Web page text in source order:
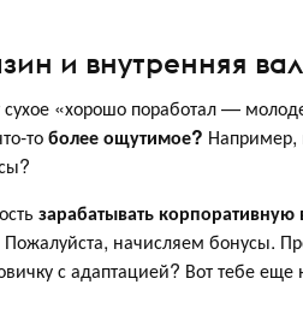
и внутренняя
сухое «хорошо поработал —
тоболее ощутимое? Например,
зарабатывать корпоративную
начисляем бонусы.
с адаптацией? Вот тебе еще